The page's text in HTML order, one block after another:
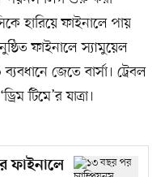
হারিয়ে ফাইনালে পায়
ফাইনালে স্যামুয়েল
জেতে বার্সা। ট্রেবল
টিমে’র যাত্রা।
ফাইনালে